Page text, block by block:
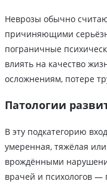
Неврозы обычно
причиняющими
пограничные
влиять на качество
осложнениям, потере
Патологии
В эту подкатегорию
умеренная, тяжёлая
врождёнными
врачей и психологов —